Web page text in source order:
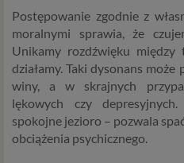
Postępowanie zgodnie z
moralnymi sprawia, że
Unikamy rozdźwięku
działamy. Taki dysonans
winy, a w skrajnych
lękowych czy
spokojne jezioro – pozwala
obciążenia psychicznego.